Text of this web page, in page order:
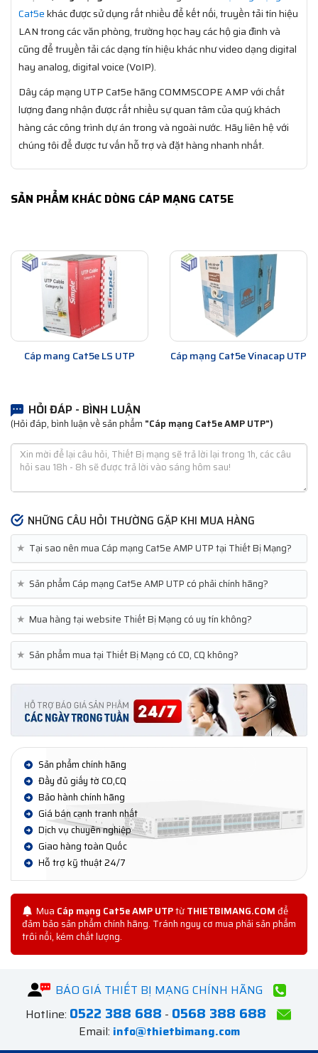
Cat5ekhác được sử dụng rất nhiều để kết nối, truyền tải tín hiệu
LAN trong các văn phòng, trường học hay các hộ gia đình và
cũng để truyền tải các dạng tín hiệu khác như video dạng digital
hay analog, digital voice (VoIP).
Dây cáp mạng UTP Cat5e hãng COMMSCOPE AMP với chất
lượng đang nhận được rất nhiều sự quan tâm của quý khách
hàng các công trình dự án trong và ngoài nước. Hãy liên hệ với
chúng tôi để được tư vấn hỗ trợ và đặt hàng nhanh nhất.
SẢN PHẨM KHÁC DÒNG CÁP MẠNG CAT5E
Cáp mang Cat5e LS UTP Cáp mạng Cat5e Vinacap UTP
HỎI ĐÁP - BÌNH LUẬN
(Hỏi đáp, bình luận về sản phẩm "Cáp mạng Cat5e AMP UTP")
NHỮNG CÂU HỎI THƯỜNG GẶP KHI MUA HÀNG
★ Tại sao nên mua Cáp mạng Cat5e AMP UTP tại Thiết Bị Mạng?
★ Sản phẩm Cáp mạng Cat5e AMP UTP có phải chính hãng?
★ Mua hàng tại website Thiết Bị Mạng có uy tín không?
★ Sản phẩm mua tại Thiết Bị Mạng có CO, CQ không?
Sản phẩm chính hãng
Đầy đủ giấy tờ CO,CQ
Bảo hành chính hãng
Giá bán cạnh tranh nhất
Dịch vụ chuyên nghiệp
Giao hàng toàn Quốc
Hỗ trợ kỹ thuật 24/7
Mua Cáp mạng Cat5e AMP UTPtừTHIETBIMANG.COMđể
đảm bảo sản phẩm chính hãng. Tránh nguy cơ mua phải sản phẩm
trôi nổi, kém chất lượng.
BÁO GIÁ THIẾT BỊ MẠNG CHÍNH HÃNG
Hotline: 0522 388 688 - 0568 388 688
Email: info@thietbimang.com